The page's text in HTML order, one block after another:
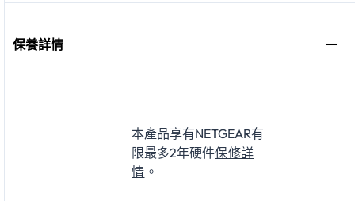
保養詳情
本產品享有NETGEAR有
限最多2年硬件保修詳
情 。